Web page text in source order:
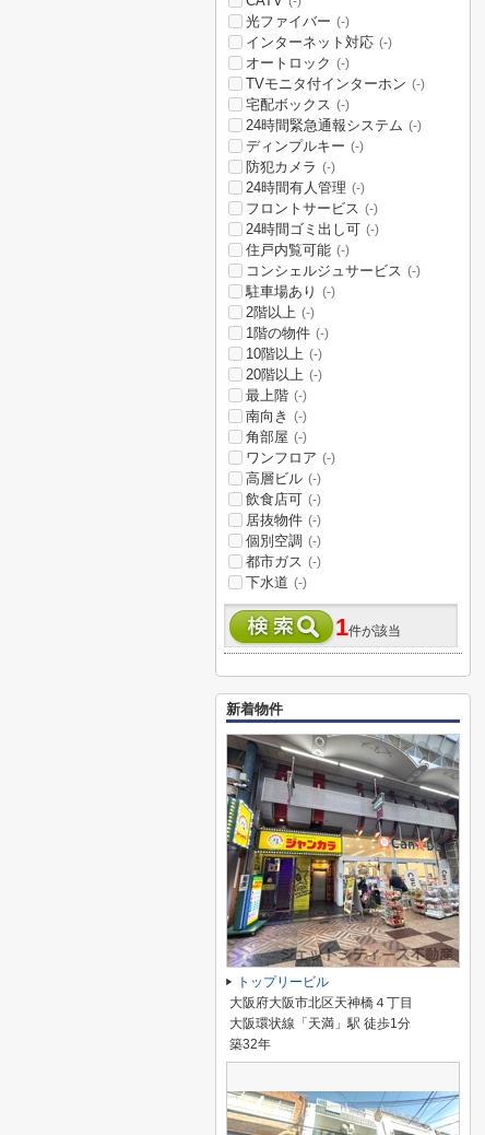
光ファイバー (-)
インターネット対応 (-)
オートロック (-)
TVモニタ付インターホン (-)
宅配ボックス (-)
24時間緊急通報システム (-)
ディンプルキー (-)
防犯カメラ (-)
24時間有人管理 (-)
フロントサービス (-)
24時間ゴミ出し可 (-)
住戸内覧可能 (-)
コンシェルジュサービス (-)
駐車場あり (-)
2階以上 (-)
1階の物件 (-)
10階以上 (-)
20階以上 (-)
最上階 (-)
南向き (-)
角部屋 (-)
ワンフロア (-)
高層ビル (-)
飲食店可 (-)
居抜物件 (-)
個別空調 (-)
都市ガス (-)
下水道 (-)
1件が該当
新着物件
トップリービル
大阪府大阪市北区天神橋４丁目
大阪環状線「天満」駅 徒歩1分
築32年